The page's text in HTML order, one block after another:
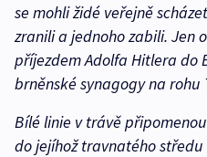
se mohli židé veřejně
zranili a jednoho zabili. Jen
příjezdem Adolfa Hitlera do
brněnské synagogy na rohu
Bílé linie v trávě
do jejíhož travnatého středu